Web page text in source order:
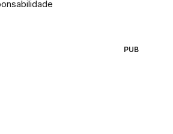
PUB